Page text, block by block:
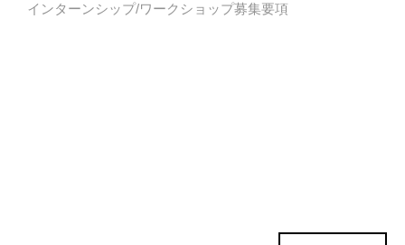
インターンシップ/ワークショップ募集要項